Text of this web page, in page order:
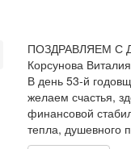
ПОЗДРАВЛЯЕМ С
Корсунова
В день 53-й
желаем счастья,
финансовой
тепла, душевного